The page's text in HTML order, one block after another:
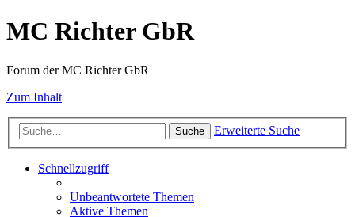
MC Richter GbR
Forum der MC Richter GbR
Zum Inhalt
Suche Erweiterte Suche
Schnellzugriff
Unbeantwortete Themen
Aktive Themen